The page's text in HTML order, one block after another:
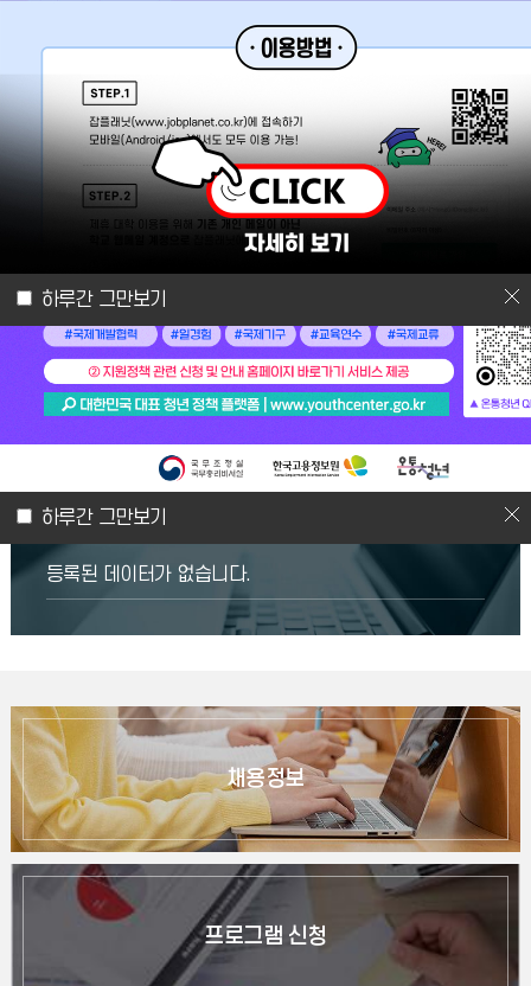
02
취업공지(프로그램)
[외부프로그램]
[외부프로그램] [평택대학교]졸업생 특화 프로그램-온라인 현직자 멘토링 2026.08.07
[외부프로그램] [국민연금공단]2026년 AI 활용 기초 연금 홍보 콘텐츠 공모전 홍보 2026.08.07
[추천채용] 2026.08.06
추천채용
프로그램 일정
등록된 데이터가 없습니다.
채용정보
프로그램 신청
하루간 그만보기
하루간 그만보기